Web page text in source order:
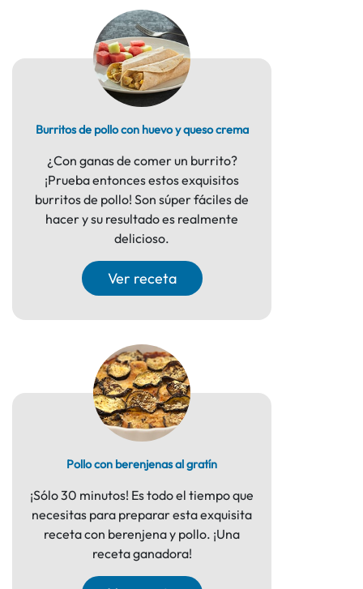
Burritos de pollo con huevo y queso crema
¿Con ganas de comer un burrito?
¡Prueba entonces estos exquisitos
burritos de pollo! Son súper fáciles de
hacer y su resultado es realmente
delicioso.
Ver receta
Pollo con berenjenas al gratín
¡Sólo 30 minutos! Es todo el tiempo que
necesitas para preparar esta exquisita
receta con berenjena y pollo. ¡Una
receta ganadora!